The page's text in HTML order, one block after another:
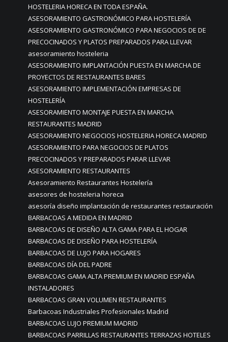
HOSTELERIA HORECA EN TODA ESPAÑA.
ASESORAMIENTO GASTRONÓMICO PARA HOSTELERÍA
ASESORAMIENTO GASTRONÓMICO PARA NEGOCIOS DE DE
PRECOCINADOS Y PLATOS PREPARADOS PARA LLEVAR
asesoramiento hosteleria
ASESORAMIENTO IMPLANTACIÓN PUESTA EN MARCHA DE
PROYECTOS DE RESTAURANTES BARES
ASESORAMIENTO IMPLEMENTACIÓN EMPRESAS DE
HOSTELERÍA
ASESORAMIENTO MONTAJE PUESTA EN MARCHA
RESTAURANTES MADRID
ASESORAMIENTO NEGOCIOS HOSTELERIA HORECA MADRID
ASESORAMIENTO PARA NEGOCIOS DE PLATOS
PRECOCINADOS Y PREPARADOS PARAR LLEVAR
ASESORAMIENTO RESTAURANTES
Asesoramiento Restaurantes Hostelería
asesores de hosteleria horeca
asesoría diseño implantación de restaurantes restauración
BARBACOAS A MEDIDA EN MADRID
BARBACOAS DE DISEÑO ALTA GAMA PARA EL HOGAR
BARBACOAS DE DISEÑO PARA HOSTELERÍA
BARBACOAS DE LUJO PARA HOGARES
BARBACOAS DÍA DEL PADRE
BARBACOAS GAMA ALTA PREMIUM EN MADRID ESPAÑA
INSTALADORES
BARBACOAS GRAN VOLUMEN RESTAURANTES
Barbacoas Industriales Profesionales Madrid
BARBACOAS LUJO PREMIUM MADRID
BARBACOAS PARRILLAS RESTAURANTES TERRAZAS HOTELES